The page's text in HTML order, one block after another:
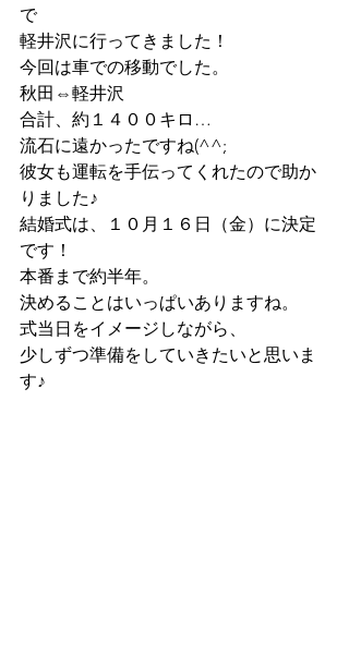
で
軽井沢に行ってきました！
今回は車での移動でした。
秋田⇔軽井沢
合計、約１４００キロ…
流石に遠かったですね(^^;
彼女も運転を手伝ってくれたので助か
りました♪
結婚式は、１０月１６日（金）に決定
です！
本番まで約半年。
決めることはいっぱいありますね。
式当日をイメージしながら、
少しずつ準備をしていきたいと思いま
す♪